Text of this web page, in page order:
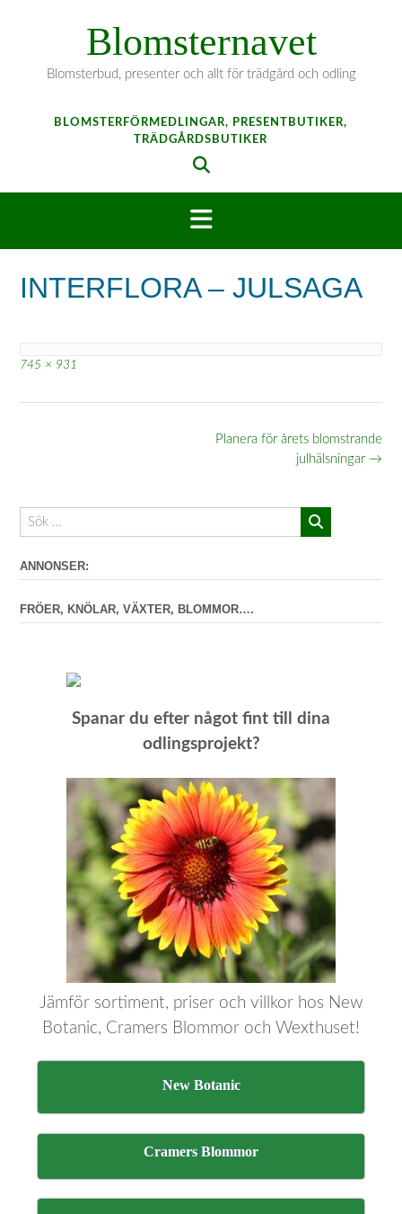
Blomsternavet
Blomsterbud, presenter och allt för trädgård och odling
BLOMSTERFÖRMEDLINGAR, PRESENTBUTIKER,
TRÄDGÅRDSBUTIKER
INTERFLORA – JULSAGA
Full
745 × 931
Planera för årets blomstrande
julhälsningar →
ANNONSER:
FRÖER, KNÖLAR, VÄXTER, BLOMMOR….
Spanar du efter något fint till dina
odlingsprojekt?
Jämför sortiment, priser och villkor hos New
Botanic, Cramers Blommor och Wexthuset!
New Botanic
Cramers Blommor